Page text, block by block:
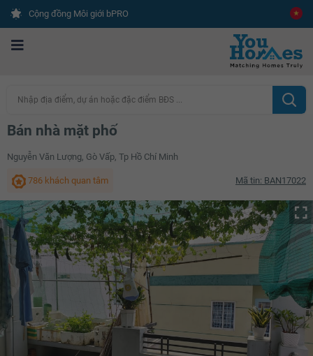
Cộng đồng Môi giới bPRO
Nhập địa điểm, dự án hoặc đặc điểm BĐS ...
Bán nhà mặt phố
Nguyễn Văn Lượng, Gò Vấp, Tp Hồ Chí Minh
786 khách quan tâm Mã tin: BAN17022